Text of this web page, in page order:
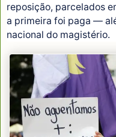
reposição, parcelados
a primeira foi paga —
nacional do magistério.